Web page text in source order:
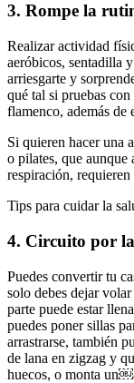
3. Rompe la
Realizar actividad
aeróbicos, sentadilla
arriesgarte y
qué tal si pruebas
flamenco, además de
Si quieren hacer una
o pilates, que aunque
respiración, requieren
Tips para cuidar la
4. Circuito por la
Puedes convertir tu
solo debes dejar
parte puede estar
puedes poner sillas
arrastrarse, también
de lana en zigzag y
huecos, o monta